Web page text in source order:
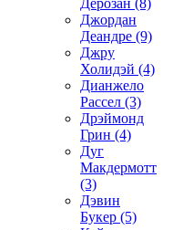
Джордан
Деандре (9)
Джру
Холидэй (4)
Дианжело
Рассел (3)
Дрэймонд
Грин (4)
Дуг
Макдермотт
(3)
Дэвин
Букер (5)